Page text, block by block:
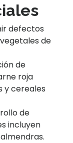
defectos
de
de
roja
y cereales
de
incluyen